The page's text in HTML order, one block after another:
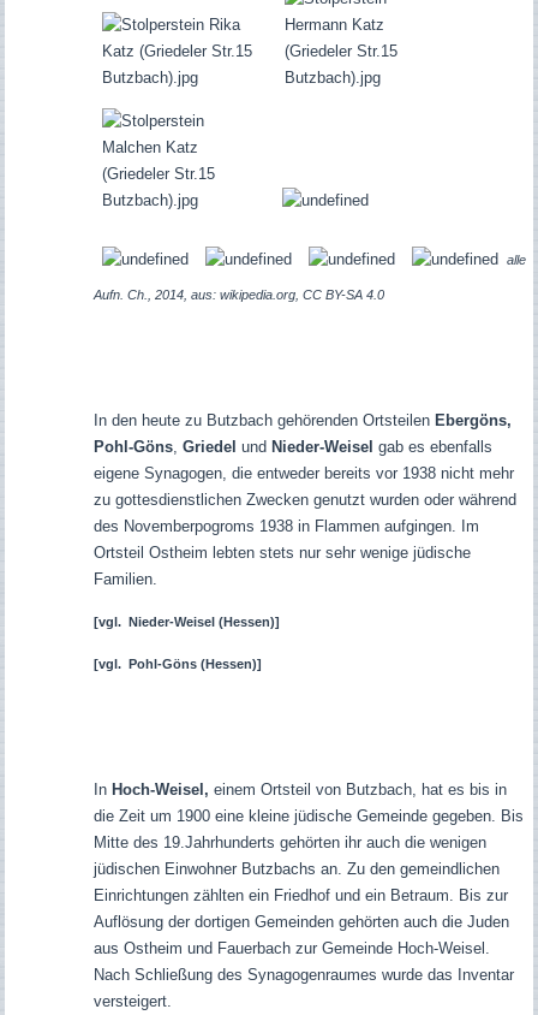
alle
Aufn. Ch., 2014, aus: wikipedia.org, CC BY-SA 4.0
In den heute zu Butzbach gehörenden Ortsteilen Ebergöns,
Pohl-Göns, Griedel und Nieder-Weisel gab es ebenfalls
eigene Synagogen, die entweder bereits vor 1938 nicht mehr
zu gottesdienstlichen Zwecken genutzt wurden oder während
des Novemberpogroms 1938 in Flammen aufgingen. Im
Ortsteil Ostheim lebten stets nur sehr wenige jüdische
Familien.
[vgl. Nieder-Weisel (Hessen)]
[vgl. Pohl-Göns (Hessen)]
InHoch-Weisel, einem Ortsteil von Butzbach, hat es bis in
die Zeit um 1900 eine kleine jüdische Gemeinde gegeben. Bis
Mitte des 19.Jahrhunderts gehörten ihr auch die wenigen
jüdischen Einwohner Butzbachs an. Zu den gemeindlichen
Einrichtungen zählten ein Friedhof und ein Betraum. Bis zur
Auflösung der dortigen Gemeinden gehörten auch die Juden
aus Ostheim und Fauerbach zur Gemeinde Hoch-Weisel.
Nach Schließung des Synagogenraumes wurde das Inventar
versteigert.